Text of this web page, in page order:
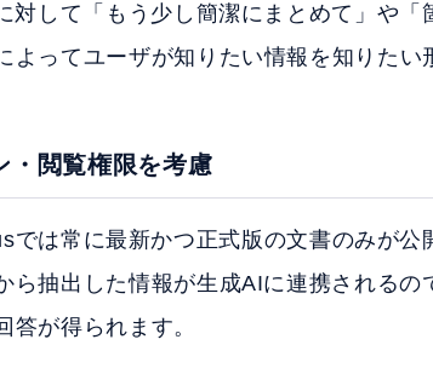
対して「もう少し簡潔にまとめて」や「
よってユーザが知りたい情報を知りたい
・閲覧権限を考慮
では常に最新かつ正式版の文書のみが公
ら抽出した情報が生成AIに連携されるの
答が得られます。